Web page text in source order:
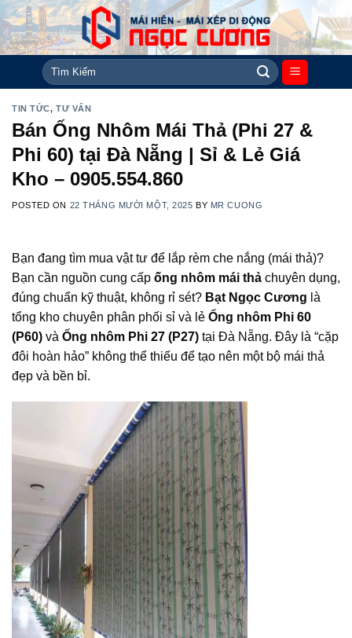
Skip
to
content
Tìm
kiếm:
TIN TỨC,TƯ VẤN
Bán Ống Nhôm Mái Thả (Phi 27 &
Phi 60) tại Đà Nẵng | Sỉ & Lẻ Giá
Kho – 0905.554.860
POSTED ON 22 THÁNG MƯỜI MỘT, 2025 BY MR CUONG
Bạn đang tìm mua vật tư để lắp rèm che nắng (mái thả)?
Bạn cần nguồn cung cấp ống nhôm mái thả chuyên dụng,
đúng chuẩn kỹ thuật, không rỉ sét? Bạt Ngọc Cương là
tổng kho chuyên phân phối sỉ và lẻ Ống nhôm Phi 60
(P60) và Ống nhôm Phi 27 (P27) tại Đà Nẵng. Đây là “cặp
đôi hoàn hảo” không thể thiếu để tạo nên một bộ mái thả
đẹp và bền bỉ.